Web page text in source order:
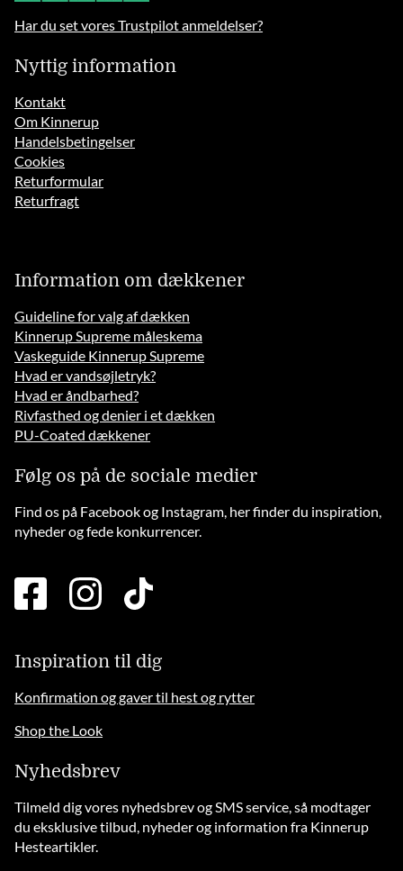
Har du set vores Trustpilot anmeldelser?
Nyttig information
Kontakt
Om Kinnerup
Handelsbetingelser
Cookies
Returformular
Returfragt
Information om dækkener
Guideline for valg af dækken
Kinnerup Supreme måleskema
Vaskeguide Kinnerup Supreme
Hvad er vandsøjletryk?
Hvad er åndbarhed?
Rivfasthed og denier i et dækken
PU-Coated dækkener
Følg os på de sociale medier
Find os på Facebook og Instagram, her finder du inspiration,
nyheder og fede konkurrencer.
facebook
square
instagramtiktok
Inspiration til dig
Konfirmation og gaver til hest og rytter
Shop the Look
Nyhedsbrev
Tilmeld dig vores nyhedsbrev og SMS service, så modtager
du eksklusive tilbud, nyheder og information fra Kinnerup
Hesteartikler.